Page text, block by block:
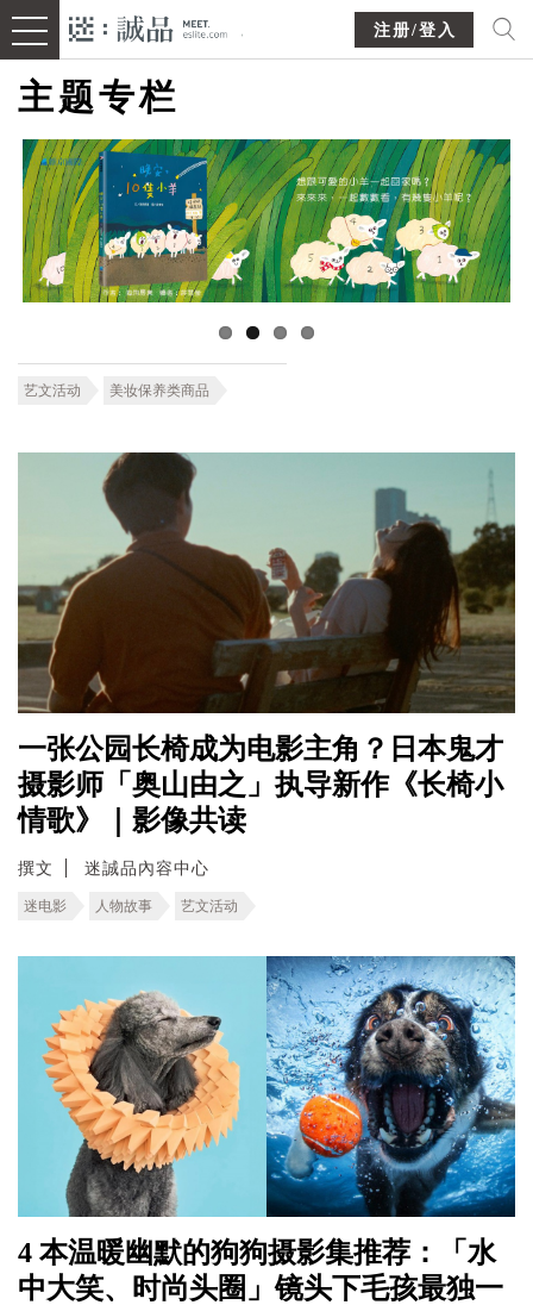
注册/登入
主题专栏
艺文活动 美妆保养类商品
一张公园长椅成为电影主角？日本鬼才
摄影师「奥山由之」执导新作《长椅小
情歌》｜影像共读
撰文 迷誠品內容中心
迷电影 人物故事 艺文活动
4 本温暖幽默的狗狗摄影集推荐：「水
中大笑、时尚头圈」镜头下毛孩最独一